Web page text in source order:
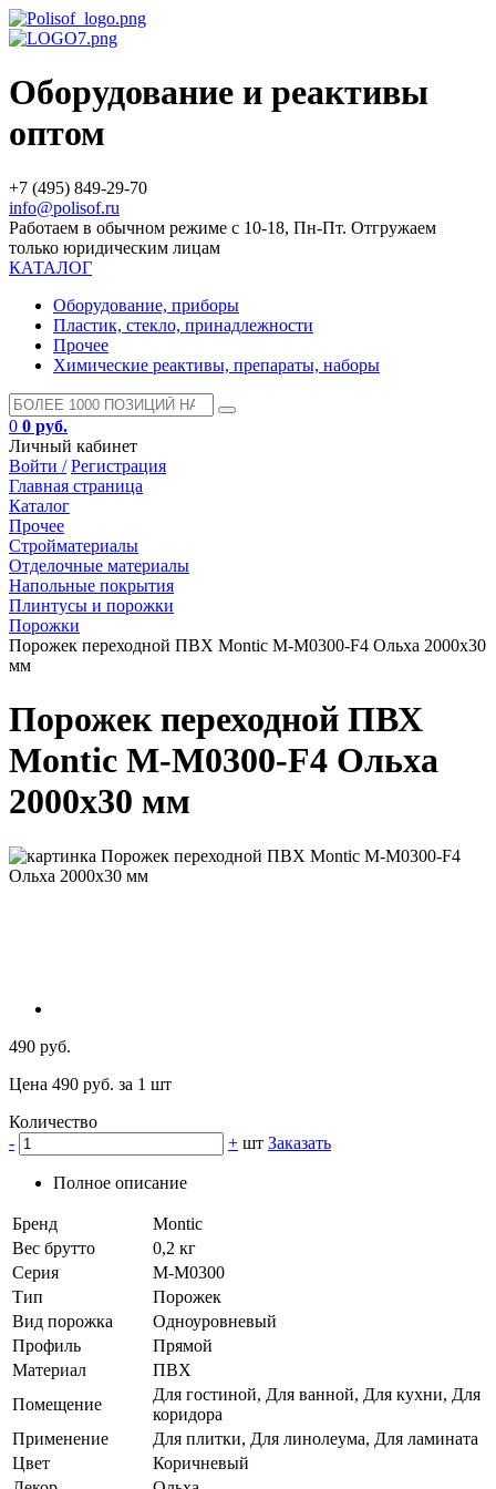
Оборудование и реактивы
оптом
+7 (495) 849-29-70
info@polisof.ru
Работаем в обычном режиме с 10-18, Пн-Пт. Отгружаем
только юридическим лицам
КАТАЛОГ
Оборудование, приборы
Пластик, стекло, принадлежности
Прочее
Химические реактивы, препараты, наборы
0 0 руб.
Личный кабинет
Войти / Регистрация
Главная страница
Каталог
Прочее
Стройматериалы
Отделочные материалы
Напольные покрытия
Плинтусы и порожки
Порожки
Порожек переходной ПВХ Montic M-M0300-F4 Ольха 2000х30
мм
Порожек переходной ПВХ
Montic M-M0300-F4 Ольха
2000х30 мм
490 руб.
Цена 490 руб. за 1 шт
Количество
-
+ шт Заказать
Полное описание
Бренд
Montic
Вес брутто
0,2 кг
Серия
M-M0300
Тип
Порожек
Вид порожка
Одноуровневый
Профиль
Прямой
Материал
ПВХ
Помещение
Для гостиной, Для ванной, Для кухни, Для
коридора
Применение
Для плитки, Для линолеума, Для ламината
Цвет
Коричневый